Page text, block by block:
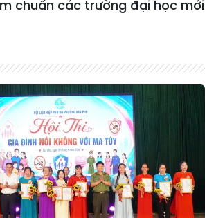
chuẩn các trường đại học mới